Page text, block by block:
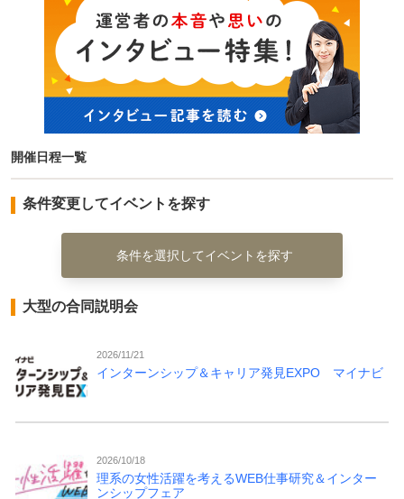
開催日程一覧
条件変更してイベントを探す
条件を選択してイベントを探す
大型の合同説明会
2026/11/21
インターンシップ＆キャリア発見EXPO マイナビ
2026/10/18
理系の女性活躍を考えるWEB仕事研究＆インター
ンシップフェア